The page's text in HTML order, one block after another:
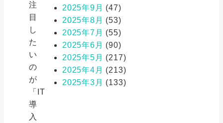
注
目
し
た
い
の
が
「IT
導
入
2025年9月 (47)
2025年8月 (53)
2025年7月 (55)
2025年6月 (90)
2025年5月 (217)
2025年4月 (213)
2025年3月 (133)